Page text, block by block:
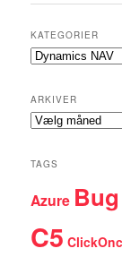
KATEGORIER
Kategorier
ARKIVER
Arkiver
TAGS
Azure Bug
C5